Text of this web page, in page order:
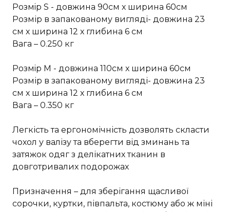
Розмiр S - довжина 90см х ширина 60см
Розмір в запакованому вигляді- довжина 23
см х ширина 12 х глибина 6 см
Вага – 0.250 кг
Розмiр M - довжина 110см х ширина 60см
Розмір в запакованому вигляді- довжина 23
см х ширина 12 х глибина 6 см
Вага – 0.350 кг
Легкість та ергономічність дозволять скласти
чохол у валізу та вберегти від зминань та
затяжок одяг з делікатних тканин в
довготривалих подорожах
Призначення – для зберігання щасливої
сорочки, куртки, півпальта, костюму або ж міні